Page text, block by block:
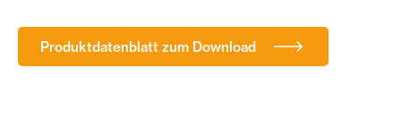
Produktdatenblatt zum Download